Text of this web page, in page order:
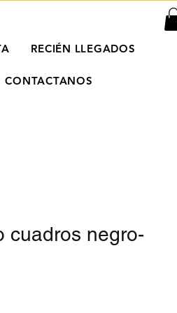
RECIÉN LLEGADOS
CONTACTANOS
cuadros negro-